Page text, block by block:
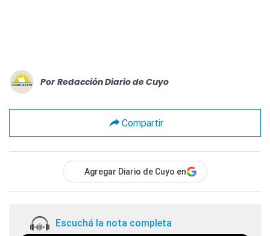
Por Redacción Diario de Cuyo
Compartir
Agregar Diario de Cuyo en
Escuchá la nota completa